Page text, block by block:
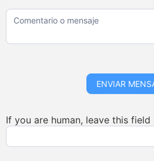
ENVIAR
If you are human, leave this field